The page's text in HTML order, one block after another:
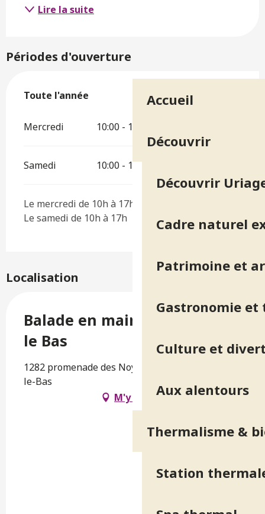
Accueil
Découvrir
Découvrir
Cadre naturel
Patrimoine et
Gastronomie
Culture et
Aux alentours
Thermalisme &
Station
Lire la suite
Périodes d'ouverture
Toute l'année
Toute l'année
Mercredi 10:00 - 17:00
Samedi 10:00 - 17:00
Le mercredi de 10h à 17h
Le samedi de 10h à 17h
Localisation
Balade en main à Vaulnaveys
le Bas
1282 promenade des Noyers, 38410 Vaulnaveys-
le-Bas
M'y rendre